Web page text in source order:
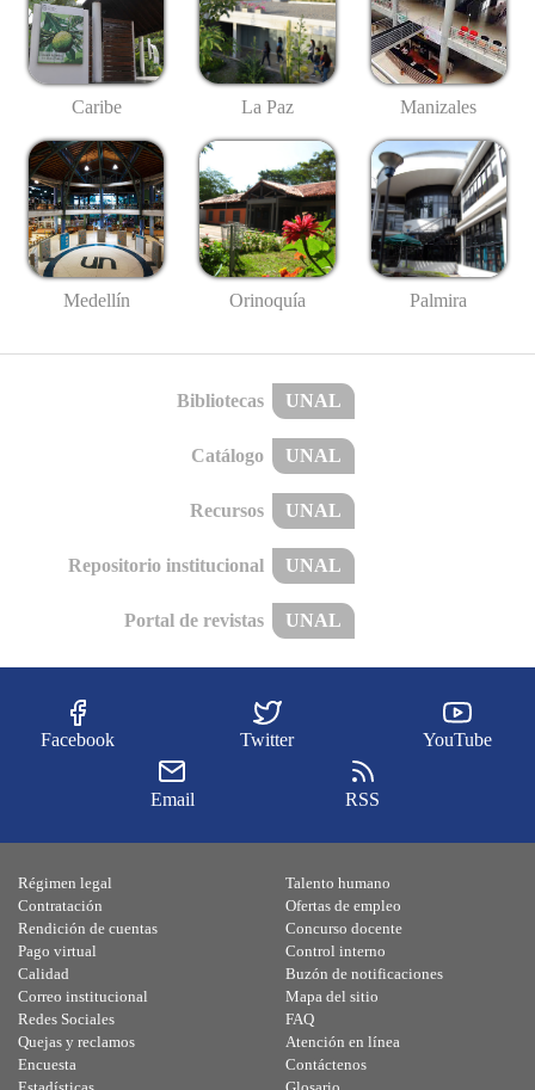
Caribe La Paz Manizales
Medellín Orinoquía Palmira
Bibliotecas UNAL
Catálogo UNAL
Recursos UNAL
Repositorio institucional UNAL
Portal de revistas UNAL
Facebook Twitter YouTube
Email RSS
Régimen legal
Contratación
Rendición de cuentas
Pago virtual
Calidad
Talento humano
Ofertas de empleo
Concurso docente
Control interno
Buzón de notificaciones
Correo institucional
Redes Sociales
Quejas y reclamos
Encuesta
Mapa del sitio
FAQ
Atención en línea
Contáctenos